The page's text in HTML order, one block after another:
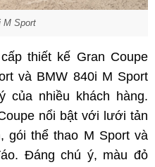
M Sport
thiết kế Gran Coupe
và BMW 840i M Sport
của nhiều khách hàng.
nổi bật với lưới tản
gói thể thao M Sport và
Đáng chú ý, màu đỏ